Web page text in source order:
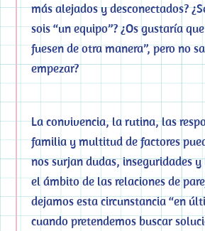
más alejados y desconectados?
sois “un equipo”? ¿Os gustaría
fuesen de otra manera”, pero no
empezar?
La convivencia, la rutina, las
familia y multitud de factores
nos surjan dudas, inseguridades
el ámbito de las relaciones de
dejamos esta circunstancia “en
cuando pretendemos buscar